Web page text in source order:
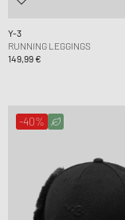
Y-3
RUNNING LEGGINGS
149,99 €
-40%